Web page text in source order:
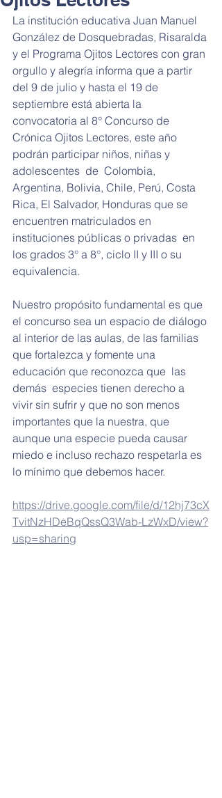
La institución educativa Juan Manuel
González de Dosquebradas, Risaralda
y el Programa Ojitos Lectores con gran
orgullo y alegría informa que a partir
del 9 de julio y hasta el 19 de
septiembre está abierta la
convocatoria al 8° Concurso de
Crónica Ojitos Lectores, este año
podrán participar niños, niñas y
adolescentes  de  Colombia,
Argentina, Bolivia, Chile, Perú, Costa
Rica, El Salvador, Honduras que se
encuentren matriculados en
instituciones públicas o privadas  en
los grados 3° a 8°, ciclo II y III o su
equivalencia.
Nuestro propósito fundamental es que
el concurso sea un espacio de diálogo
al interior de las aulas, de las familias
que fortalezca y fomente una
educación que reconozca que  las
demás  especies tienen derecho a
vivir sin sufrir y que no son menos
importantes que la nuestra, que
aunque una especie pueda causar
miedo e incluso rechazo respetarla es
lo mínimo que debemos hacer.
https://drive.google.com/file/d/12hj73cX
TvitNzHDeBqQssQ3Wab-LzWxD/view?
usp=sharing